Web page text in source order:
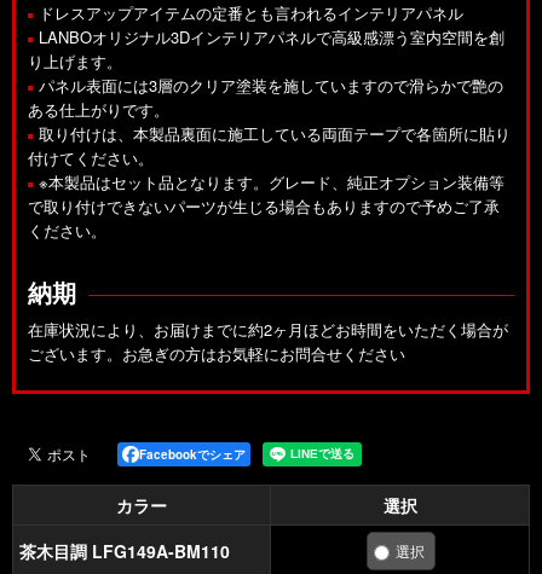
ドレスアップアイテムの定番とも言われるインテリアパネル
LANBOオリジナル3Dインテリアパネルで高級感漂う室内空間を創
り上げます。
パネル表面には3層のクリア塗装を施していますので滑らかで艶の
ある仕上がりです。
取り付けは、本製品裏面に施工している両面テープで各箇所に貼り
付けてください。
※本製品はセット品となります。グレード、純正オプション装備等
で取り付けできないパーツが生じる場合もありますので予めご了承
ください。
納期
在庫状況により、お届けまでに約2ヶ月ほどお時間をいただく場合が
ございます。お急ぎの方はお気軽にお問合せください
Facebookでシェア
カラー
選択
茶木目調 LFG149A-BM110